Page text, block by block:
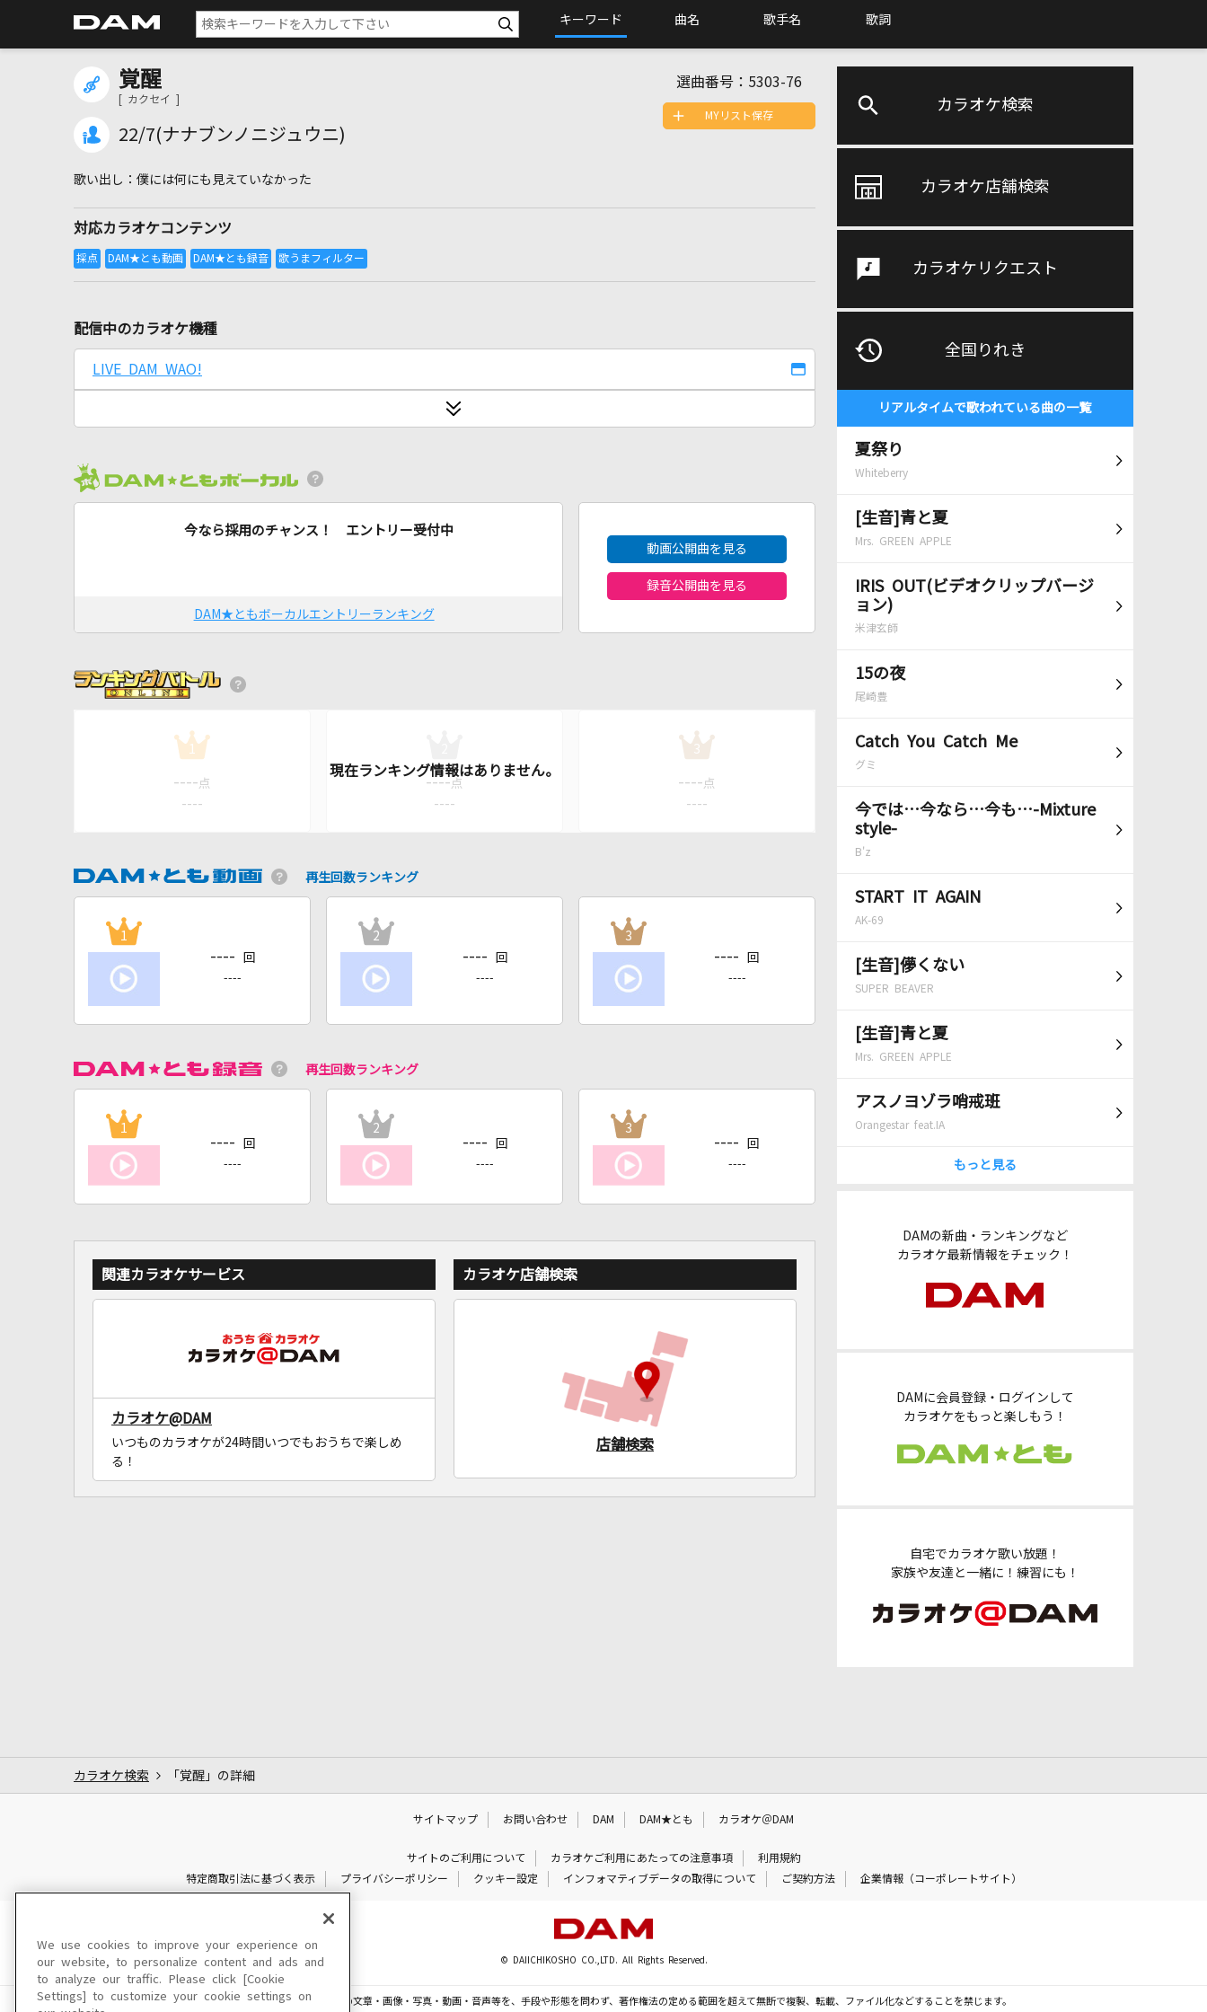
キーワード 曲名 歌手名 歌詞
カラオケ検索
カラオケ店舗検索
カラオケリクエスト
全国りれき
リアルタイムで歌われている曲の一覧
夏祭り
Whiteberry
[生音]青と夏
Mrs. GREEN APPLE
IRIS OUT(ビデオクリップバージ
ョン)
米津玄師
15の夜
尾崎豊
Catch You Catch Me
グミ
今では…今なら…今も…-Mixture
style-
B'z
START IT AGAIN
AK-69
[生音]儚くない
SUPER BEAVER
[生音]青と夏
Mrs. GREEN APPLE
アスノヨゾラ哨戒班
Orangestar feat.IA
もっと見る
DAMの新曲・ランキングなど
カラオケ最新情報をチェック！
DAMに会員登録・ログインして
カラオケをもっと楽しもう！
自宅でカラオケ歌い放題！
家族や友達と一緒に！練習にも！
覚醒
[ カクセイ ]
22/7(ナナブンノニジュウニ)
選曲番号： 5303-76
僕には何にも見えていなかった
対応カラオケコンテンツ
MYリスト保存
配信中のカラオケ機種
LIVE DAM WAO!
今なら採用のチャンス！ エントリー受付中
DAM★ともボーカルエントリーランキング
動画公開曲を見る
録音公開曲を見る
1
---- 点
----
---- 点
----
3
---- 点
----
再生回数ランキング
1
---- 回
----
2
---- 回
----
3
---- 回
----
再生回数ランキング
1
---- 回
----
2
---- 回
----
3
---- 回
----
関連カラオケサービス
カラオケ@DAM
いつものカラオケが24時間いつでもおうちで楽しめ
る！
カラオケ店舗検索
店舗検索
カラオケ検索 「覚醒」の詳細
サイトマップ お問い合わせ DAM DAM★とも カラオケ＠DAM
サイトのご利用について カラオケご利用にあたっての注意事項
利用規約
特定商取引法に基づく表示
プライバシーポリシー クッキー設定 インフォマティブデータの取得について ご契約方法 企業情報（コーポレートサイト）
© DAIICHIKOSHO CO.,LTD. All Rights Reserved.
このサイトに掲載されている一切の文章・画像・写真・動画・音声等を、手段や形態を問わず、著作権法の定める範囲を超えて無断で複製、転載、ファイル化などすることを禁じます。
We use cookies to improve your experience on
our website, to personalize content and ads and
to analyze our traffic. Please click [Cookie
Settings] to customize your cookie settings on